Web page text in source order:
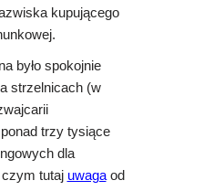
kupującego
było spokojnie
strzelnicach (w
trzy tysiące
dla
tutaj uwaga od